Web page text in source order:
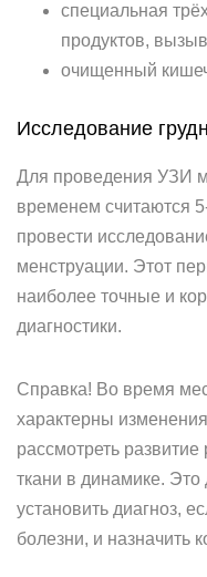
специальная
продуктов,
очищенный
Исследование
Для проведения УЗИ
временем считаются
провести
менструации. Этот
наиболее точные и
диагностики.
Справка! Во время
характерны
рассмотреть
ткани в динамике.
установить диагноз,
болезни, и назначить